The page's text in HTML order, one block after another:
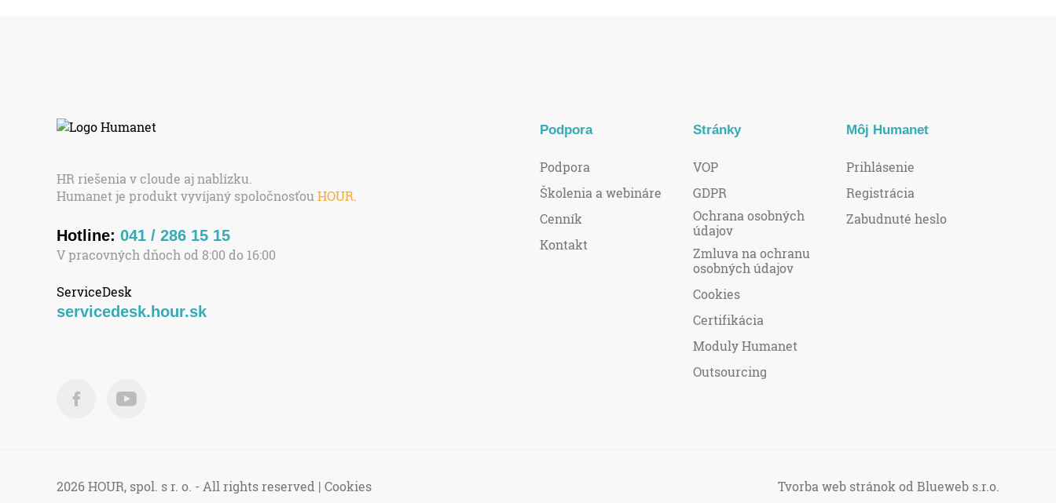
HR riešenia v cloude aj nablízku.
Humanet je produkt vyvíjaný spoločnosťou HOUR
Hotline: 041 / 286 15 15
V pracovných dňoch od 8:00 do 16:00
ServiceDesk
servicedesk.hour.sk
Podpora
Podpora
Školenia a webináre
Cenník
Kontakt
Stránky
VOP
GDPR
Ochrana osobných
údajov
Zmluva na ochranu
osobných údajov
Cookies
Certifikácia
Moduly Humanet
Outsourcing
Môj Humanet
Prihlásenie
Registrácia
Zabudnuté heslo
2026 HOUR, spol. s r. o. - All rights reserved | Cookies Tvorba web stránok od Blueweb s.r.o.